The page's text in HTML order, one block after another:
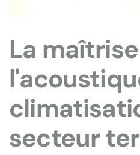
La
secteur